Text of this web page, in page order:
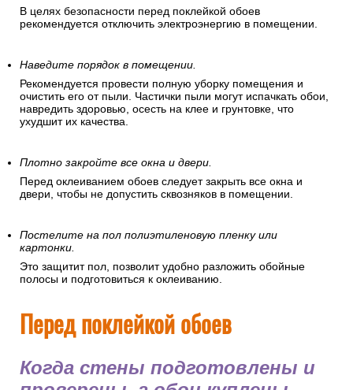
В целях безопасности перед поклейкой обоев
рекомендуется отключить электроэнергию в помещении.
Наведите порядок в помещении.
Рекомендуется провести полную уборку помещения и
очистить его от пыли. Частички пыли могут испачкать обои,
навредить здоровью, осесть на клее и грунтовке, что
ухудшит их качества.
Плотно закройте все окна и двери.
Перед оклеиванием обоев следует закрыть все окна и
двери, чтобы не допустить сквозняков в помещении.
Постелите на пол полиэтиленовую пленку или
картонки.
Это защитит пол, позволит удобно разложить обойные
полосы и подготовиться к оклеиванию.
Перед поклейкой обоев
Когда стены подготовлены и